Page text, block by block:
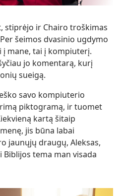
stiprėjo ir Chairo troškimas
šeimos dvasinio ugdymo
į mane, tai į kompiuterį.
jo komentarą, kurį
sueigą.
savo kompiuterio
piktogramą, ir tuomet
kartą šitaip
jis būna labai
jaunųjų draugų, Aleksas,
Biblijos tema man visada